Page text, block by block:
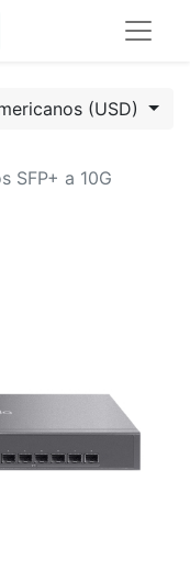
(USD)
SFP+ a 10G